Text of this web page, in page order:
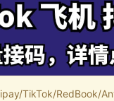
TikTok/RedBook/